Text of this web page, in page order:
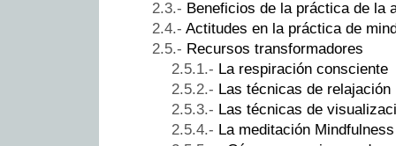
Beneficios de la práctica de la
Actitudes en la práctica de
Recursos transformadores
La respiración consciente
Las técnicas de relajación
Las técnicas de
La meditación